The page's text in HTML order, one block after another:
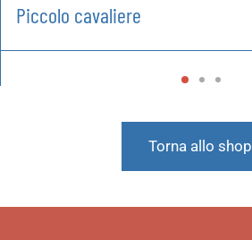
Piccolo cavaliere
Torna allo shop